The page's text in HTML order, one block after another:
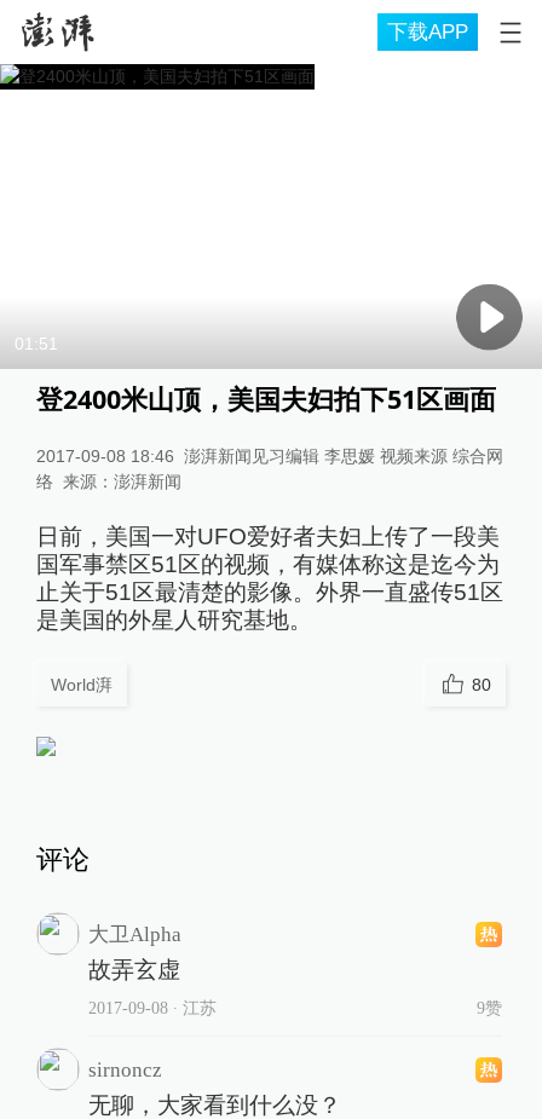
下载APP
01:51
登2400米山顶，美国夫妇拍下51区画面
2017-09-08 18:46 澎湃新闻见习编辑 李思媛 视频来源 综合网
络 来源： 澎湃新闻
日前，美国一对UFO爱好者夫妇上传了一段美
国军事禁区51区的视频，有媒体称这是迄今为
止关于51区最清楚的影像。外界一直盛传51区
是美国的外星人研究基地。
World湃 80
评论
大卫Alpha
故弄玄虚
2017-09-08∙ 江苏 9赞
sirnoncz
无聊，大家看到什么没？